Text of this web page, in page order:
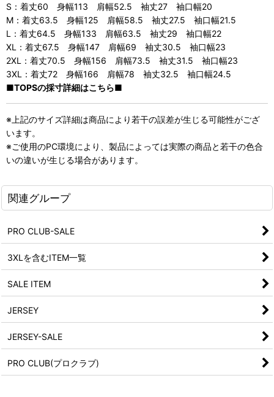
S：着丈60 身幅113 肩幅52.5 袖丈27 袖口幅20
M：着丈63.5 身幅125 肩幅58.5 袖丈27.5 袖口幅21.5
L：着丈64.5 身幅133 肩幅63.5 袖丈29 袖口幅22
XL：着丈67.5 身幅147 肩幅69 袖丈30.5 袖口幅23
2XL：着丈70.5 身幅156 肩幅73.5 袖丈31.5 袖口幅23
3XL：着丈72 身幅166 肩幅78 袖丈32.5 袖口幅24.5
■TOPSの採寸詳細はこちら■
※上記のサイズ詳細は商品により若干の誤差が生じる可能性がござ
います。
※ご使用のPC環境により、製品によっては実際の商品と若干の色合
いの違いが生じる場合があります。
関連グループ
PRO CLUB-SALE
3XLを含むITEM一覧
SALE ITEM
JERSEY
JERSEY-SALE
PRO CLUB(プロクラブ)